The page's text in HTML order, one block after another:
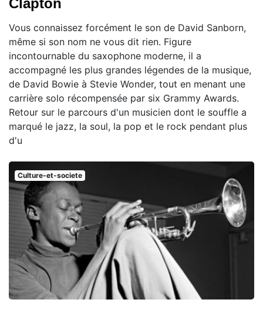
Vous connaissez forcément le son de David Sanborn,
même si son nom ne vous dit rien. Figure
incontournable du saxophone moderne, il a
accompagné les plus grandes légendes de la musique,
de David Bowie à Stevie Wonder, tout en menant une
carrière solo récompensée par six Grammy Awards.
Retour sur le parcours d'un musicien dont le souffle a
marqué le jazz, la soul, la pop et le rock pendant plus
d'u
Culture-et-societe